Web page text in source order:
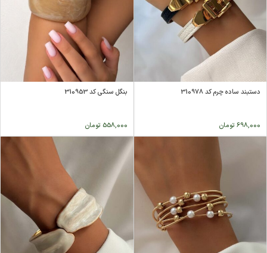
دستبند ساده چرم کد 310978
698,000 تومان
بنگل سنگی کد 310953
558,000 تومان